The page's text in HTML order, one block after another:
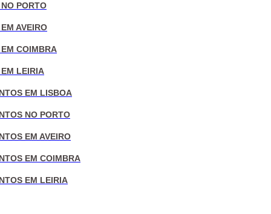
PORTO
AVEIRO
COIMBRA
LEIRIA
EM LISBOA
NO PORTO
EM AVEIRO
EM COIMBRA
EM LEIRIA